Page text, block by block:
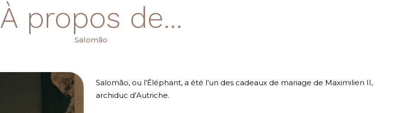
À propos de...
Salomão
Salomão, ou l’Éléphant, a été l’un des cadeaux de mariage de Maximilien II,
archiduc d’Autriche.